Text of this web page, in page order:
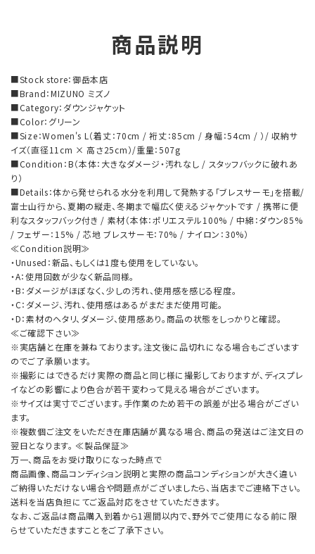
商品説明
■Stock store：御岳本店
■Brand：MIZUNO ミズノ
■Category：ダウンジャケット
■Color：グリーン
■Size：Women's L（着丈：70cm / 裄丈：85cm / 身幅：54cm / ）/ 収納サ
イズ（直径11cm × 高さ25cm）/重量：507g
■Condition：B（本体：大きなダメージ・汚れなし / スタッフバックに破れあ
り）
■Details：体から発せられる水分を利用して発熱する「ブレスサーモ」を搭載/
富士山行から、夏期の縦走、冬期まで幅広く使えるジャケットです / 携帯に便
利なスタッフバック付き / 素材（本体：ポリエステル100% / 中綿：ダウン85%
/ フェザー：15% / 芯地 ブレスサーモ：70% / ナイロン：30%）
≪Condition説明≫
・Unused：新品、もしくは1度も使用をしていない。
・A：使用回数が少なく新品同様。
・B：ダメージがほぼなく、少しの汚れ、使用感を感じる程度。
・C：ダメージ、汚れ、使用感はあるがまだまだ使用可能。
・D：素材のヘタリ、ダメージ、使用感あり。商品の状態をしっかりと確認。
≪ご確認下さい≫
※実店舗と在庫を兼ねております。注文後に品切れになる場合もございます
のでご了承願います。
※撮影にはできるだけ実際の商品と同じ様に撮影しておりますが、ディスプレ
イなどの影響により色合が若干変わって見える場合がございます。
※サイズは実寸でございます。手作業のため若干の誤差が出る場合がござい
ます。
※複数個ご注文をいただき在庫店舗が異なる場合、商品の発送はご注文日の
翌日となります。 ≪製品保証≫
万一、商品をお受け取りになった時点で
商品画像、商品コンディション説明と実際の商品コンディションが大きく違い
ご納得いただけない場合や問題点がございましたら、当店までご連絡下さい。
送料を当店負担にてご返品対応をさせていただきます。
なお、ご返品は商品購入到着から1週間以内で、野外でご使用になる前に限
らせていただきますことをご了承下さい。